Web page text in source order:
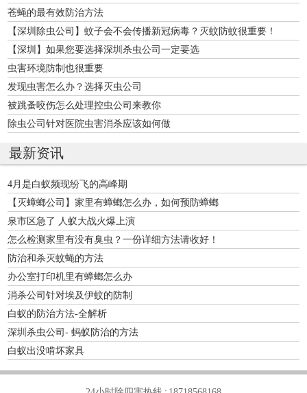
苍蝇的最有效防治方法
【深圳除虫公司】蚊子会不会传播新冠病毒？灭蚊防蚊很重要！
【深圳】如果您要选择深圳杀虫公司一定要选
虫害环境防制也很重要
发现虫害怎么办？选择灭虫公司
被跳蚤咬伤怎么处理控虫公司来教你
除虫公司针对医院虫害消杀应该如何做
最新资讯
4月是白蚁频现纷飞的高峰期
【灭蟑螂公司】家里有蟑螂怎么办，如何预防蟑螂
泉市区急了 人蚁大战火爆上演
怎么检测家里有没有臭虫？一份详细方法请收好！
防治和杀灭蚊蝇的方法
办公室打印机里有蟑螂怎么办
消杀公司针对埃及伊蚊的防制
白蚁的防治方法-全解析
深圳杀虫公司- 蚂蚁防治的方法
白蚁出没啃坏家具